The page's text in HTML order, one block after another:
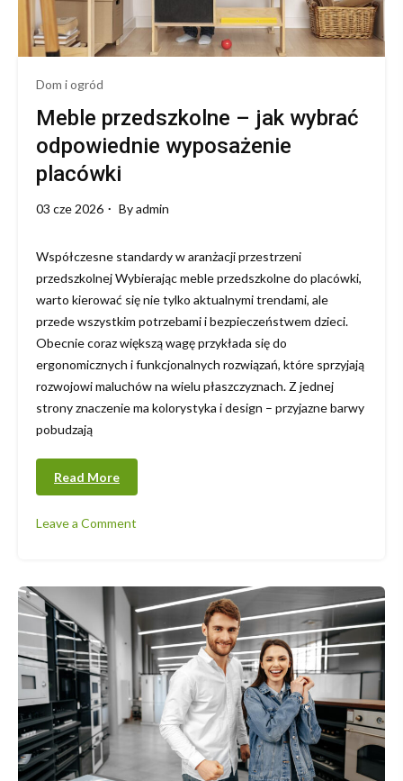
Dom i ogród
Meble przedszkolne – jak wybrać
odpowiednie wyposażenie
placówki
03 cze 2026 Byadmin
Współczesne standardy w aranżacji przestrzeni
przedszkolnej Wybierając meble przedszkolne do placówki,
warto kierować się nie tylko aktualnymi trendami, ale
przede wszystkim potrzebami i bezpieczeństwem dzieci.
Obecnie coraz większą wagę przykłada się do
ergonomicznych i funkcjonalnych rozwiązań, które sprzyjają
rozwojowi maluchów na wielu płaszczyznach. Z jednej
strony znaczenie ma kolorystyka i design – przyjazne barwy
pobudzają
Read More
Leave a Comment
–
jak
wybrać
odpowiednie
wyposażenie
placówki